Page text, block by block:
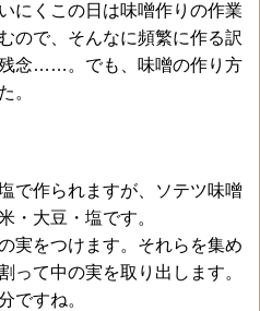
くこの日は味噌作りの作業
ので、そんなに頻繁に作る訳
念……。でも、味噌の作り方
。
で作られますが、ソテツ味噌
・大豆・塩です。
実をつけます。それらを集め
って中の実を取り出します。
ですね。